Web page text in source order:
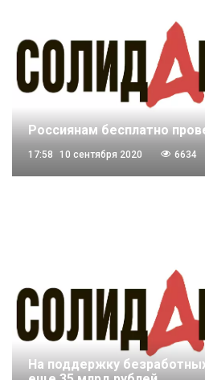
Россиянам бесплатно
17:58 10 сентября 2020 6634
На поддержку